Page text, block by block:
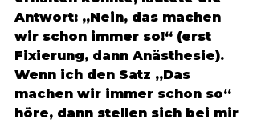
Antwort: „Nein, das machen
wir schon immer so!“ (erst
Fixierung, dann Anästhesie).
Wenn ich den Satz „Das
machen wir immer schon so“
höre, dann stellen sich bei mir